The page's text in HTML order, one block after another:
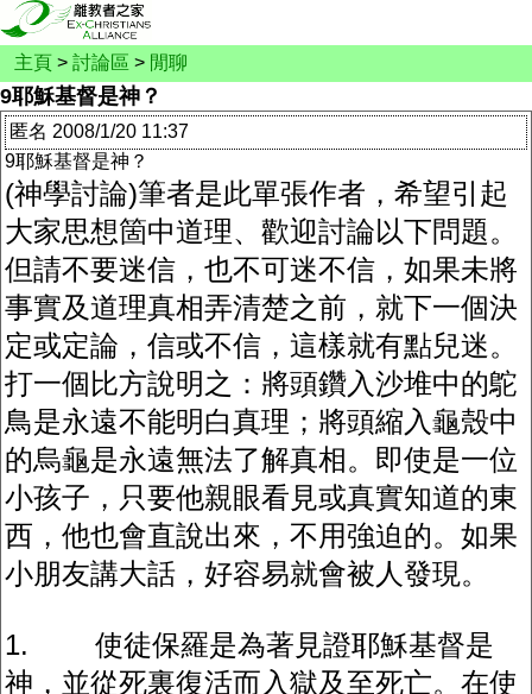
主頁 > 討論區 > 閒聊
9耶穌基督是神？
匿名 2008/1/20 11:37
9耶穌基督是神？
(神學討論)筆者是此單張作者，希望引起
大家思想箇中道理、歡迎討論以下問題。
但請不要迷信，也不可迷不信，如果未將
事實及道理真相弄清楚之前，就下一個決
定或定論，信或不信，這樣就有點兒迷。
打一個比方說明之：將頭鑽入沙堆中的鴕
鳥是永遠不能明白真理；將頭縮入龜殼中
的烏龜是永遠無法了解真相。即使是一位
小孩子，只要他親眼看見或真實知道的東
西，他也會直說出來，不用強迫的。如果
小朋友講大話，好容易就會被人發現。
1. 使徒保羅是為著見證耶穌基督是
神，並從死裏復活而入獄及至死亡。在使